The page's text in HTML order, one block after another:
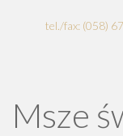
tel./fax: (058)
Msze